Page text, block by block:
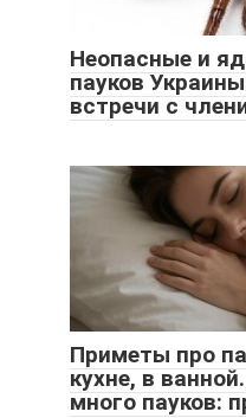
Неопасные и
пауков
встречи с
Приметы про
кухне, в
много пауков: